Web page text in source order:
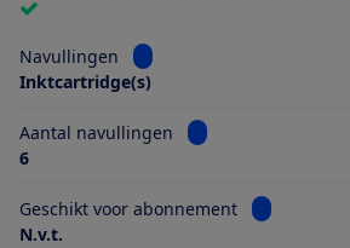
Navullingen
Bekijk informatie voor
Inktcartridge(s)
Aantal navullingen
Bekijk informatie
6
Geschikt voor abonnement
Bekijk
N.v.t.